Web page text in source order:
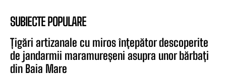
SUBIECTE POPULARE
Țigări artizanale cu miros înțepător descoperite
de jandarmii maramureșeni asupra unor bărbați
din Baia Mare